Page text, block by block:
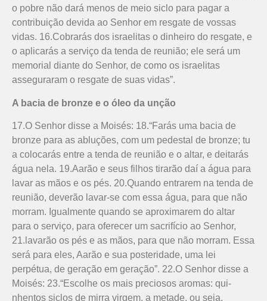
o pobre não dará menos de meio siclo para pagar a
contribuição devida ao Senhor em resgate de vossas
vidas. 16.Cobrarás dos israelitas o dinheiro do resgate, e
o aplicarás a serviço da tenda de reunião; ele será um
memorial diante do Senhor, de como os israelitas
asseguraram o resgate de suas vidas”.
A bacia de bronze e o óleo da unção
17.O Senhor disse a Moisés: 18.“Farás uma bacia de
bronze para as abluções, com um pedestal de bronze; tu
a colocarás entre a tenda de reunião e o altar, e deitarás
água nela. 19.Aarão e seus filhos tirarão daí a água para
lavar as mãos e os pés. 20.Quando entrarem na tenda de
reunião, deverão lavar-se com essa água, para que não
morram. Igualmente quando se aproximarem do altar
para o serviço, para oferecer um sacrifício ao Senhor,
21.lavarão os pés e as mãos, para que não morram. Essa
será para eles, Aarão e sua posteridade, uma lei
perpétua, de geração em geração”. 22.O Senhor disse a
Moisés: 23.“Es­colhe os mais preciosos aromas: qui­
nhentos siclos de mirra virgem, a metade, ou seja,